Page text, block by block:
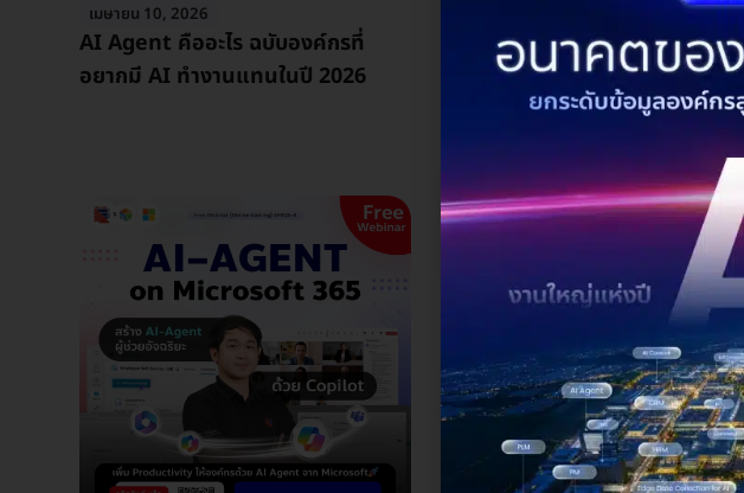
เมษายน 10, 2026
AI Agent คืออะไร ฉบับองค์กรที่
อยากมี AI ทำงานแทนในปี 2026
Microsoft 365 Admin Center
Training